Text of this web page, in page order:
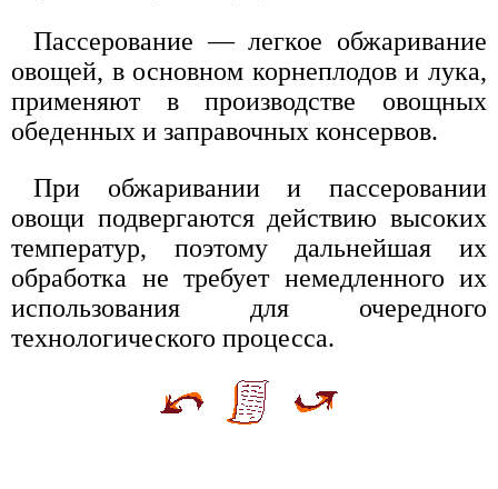
Пассерование — легкое обжаривание
овощей, в основном корнеплодов и лука,
применяют в производстве овощных
обеденных и заправочных консервов.
При обжаривании и пассеровании
овощи подвергаются действию высоких
температур, поэтому дальнейшая их
обработка не требует немедленного их
использования для очередного
технологического процесса.